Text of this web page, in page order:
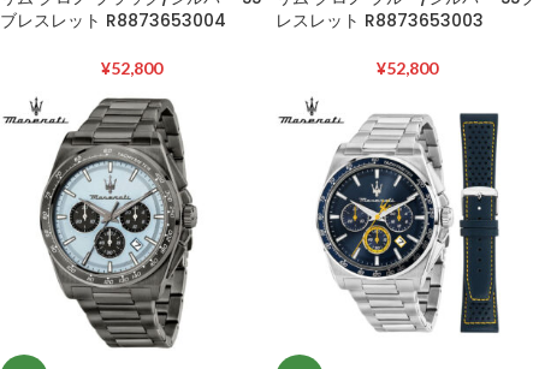
ブレスレット R8873653004
¥52,800
レスレット R8873653003
¥52,800